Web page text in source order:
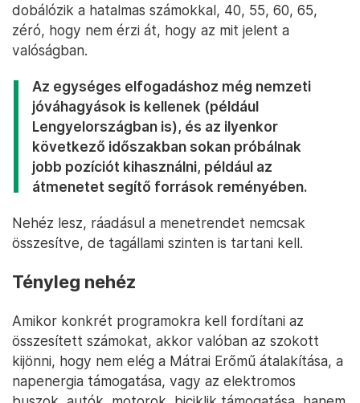
dobálózik a hatalmas számokkal, 40, 55, 60, 65,
zéró, hogy nem érzi át, hogy az mit jelent a
valóságban.
Az egységes elfogadáshoz még nemzeti
jóváhagyások is kellenek (például
Lengyelországban is), és az ilyenkor
következő időszakban sokan próbálnak
jobb pozíciót kihasználni, például az
átmenetet segítő források reményében.
Nehéz lesz, ráadásul a menetrendet nemcsak
összesítve, de tagállami szinten is tartani kell.
Tényleg nehéz
Amikor konkrét programokra kell fordítani az
összesített számokat, akkor valóban az szokott
kijönni, hogy nem elég a Mátrai Erőmű átalakítása, a
napenergia támogatása, vagy az elektromos